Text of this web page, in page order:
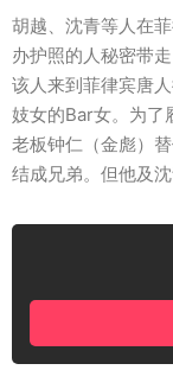
胡越、沈青等人在
办护照的人秘密带
该人来到菲律宾唐
妓女的Bar女。为了
老板钟仁（金彪）
结成兄弟。但他及